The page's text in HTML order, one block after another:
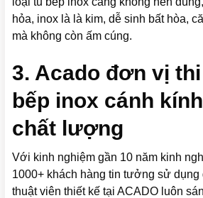
hỏa, inox là là kim, dễ sinh bất hòa,
mà không còn ấm cúng.
3. Acado đơn vị
bếp inox cánh
chất lượng
Với kinh nghiệm gần 10 năm kinh
1000+ khách hàng tin tưởng sử
thuật viên thiết kế tại ACADO luôn